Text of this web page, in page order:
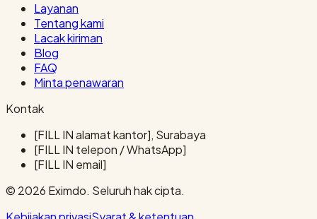
Layanan
Tentang kami
Lacak kiriman
Blog
FAQ
Minta penawaran
Kontak
[FILL IN alamat kantor], Surabaya
[FILL IN telepon / WhatsApp]
[FILL IN email]
© 2026 Eximdo. Seluruh hak cipta.